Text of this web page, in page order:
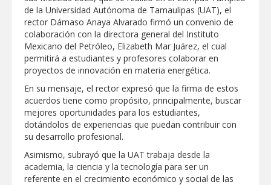
REFUERZA BIENESTAR ANIMAL
LABORES DE ATENCIÓN PARA REDUCIR
RIESGO DE ENFERMEDADES EN
MASCOTAS
Lleva gobierno de Reynosa programa
"Acción y Conciencia" a colonia
Integración Familiar
CARMEN LILIA CANTUROSAS LE
CUMPLE A FAMILIAS DEL PONIENTE:
ABREN INSCRIPCIONES PARA NUEVA
PRIMARIA EN EL PROGRESO
Entrega SEBIEN paquetes alimentarios
en Tampico
FORTALECE IMJUVE SALUD MENTAL DE
JÓVENES CON TERAPIAS PSICOLÓGICAS
GRATUITAS
de la Universidad Autónoma de Tamaulipas (UAT), el
rector Dámaso Anaya Alvarado firmó un convenio de
colaboración con la directora general del Instituto
Mexicano del Petróleo, Elizabeth Mar Juárez, el cual
permitirá a estudiantes y profesores colaborar en
proyectos de innovación en materia energética.
En su mensaje, el rector expresó que la firma de estos
acuerdos tiene como propósito, principalmente, buscar
mejores oportunidades para los estudiantes,
dotándolos de experiencias que puedan contribuir con
su desarrollo profesional.
Asimismo, subrayó que la UAT trabaja desde la
academia, la ciencia y la tecnología para ser un
referente en el crecimiento económico y social de las